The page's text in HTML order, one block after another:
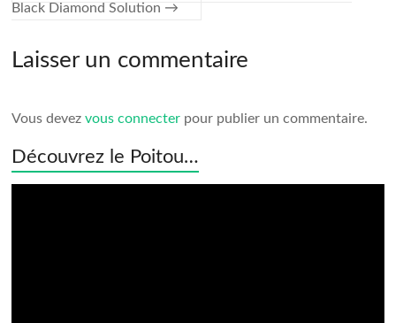
Black Diamond Solution →
Laisser un commentaire
Vous devezvous connecter pour publier un commentaire.
Découvrez le Poitou…